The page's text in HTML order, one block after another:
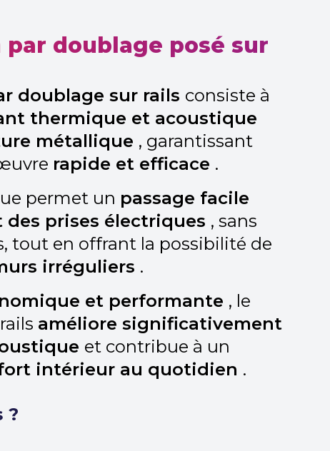
par doublage posé sur
doublage sur rails consiste à
thermique et acoustique
métallique , garantissant
rapide et efficace .
permet un passage facile
des prises électriques , sans
tout en offrant la possibilité de
irréguliers .
et performante , le
améliore significativement
et contribue à un
intérieur au quotidien .
?